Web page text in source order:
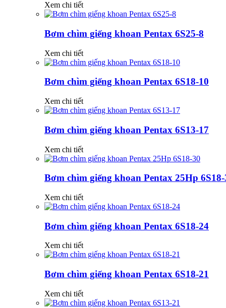
Xem chi tiết
Bơm chìm giếng khoan Pentax 6S25-8
Xem chi tiết
Bơm chìm giếng khoan Pentax 6S18-10
Xem chi tiết
Bơm chìm giếng khoan Pentax 6S13-17
Xem chi tiết
Bơm chìm giếng khoan Pentax 25Hp
Xem chi tiết
Bơm chìm giếng khoan Pentax 6S18-24
Xem chi tiết
Bơm chìm giếng khoan Pentax 6S18-21
Xem chi tiết